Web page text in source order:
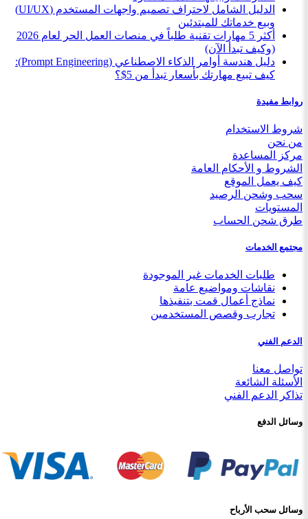
الدليل الشامل لاحتراف تصميم واجهات المستخدم (UI/UX)
وبيع خدماتك للمبتدئين
أكثر 5 مهارات تقنية طلباً في منصات العمل الحر لعام 2026
(وكيف تبدأ الآن)
دليل هندسة أوامر الذكاء الاصطناعي (Prompt Engineering):
كيف تبيع مهارتك بأسعار تبدأ من 5$؟
روابط مفيدة
شروط الاستخدام
من نحن
مركز المساعدة
الشروط و الأحكام العامة
كيف يعمل الموقع
سحب وشحن الرصيد
المستويات
طرق شحن الحساب
مجتمع الخدمات
طلبات الخدمات غير الموجودة
نقاشات ومواضيع عامة
نماذج أعمال قمت بتنفيذها
تجارب وقصص المستخدمين
الدعم الفني
تواصل معنا
الأسئلة الشائعة
تذاكر الدعم الفني
وسائل الدفع
وسائل سحب الأرباح